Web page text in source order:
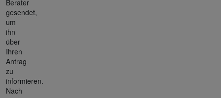
Berater
gesendet,
um
ihn
über
Ihren
Antrag
zu
informieren.
Nach